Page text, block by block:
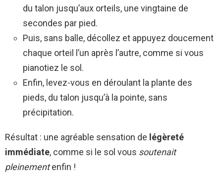
du talon jusqu’aux orteils, une vingtaine de
secondes par pied.
Puis, sans balle, décollez et appuyez doucement
chaque orteil l’un après l’autre, comme si vous
pianotiez le sol.
Enfin, levez-vous en déroulant la plante des
pieds, du talon jusqu’à la pointe, sans
précipitation.
Résultat : une agréable sensation de légèreté
immédiate, comme si le sol vous soutenait
pleinementenfin !